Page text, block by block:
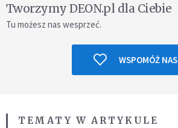
Tworzymy DEON.pl dla Ciebie
Tu możesz nas wesprzeć.
WSPOMÓŻ NAS
TEMATY W ARTYKULE